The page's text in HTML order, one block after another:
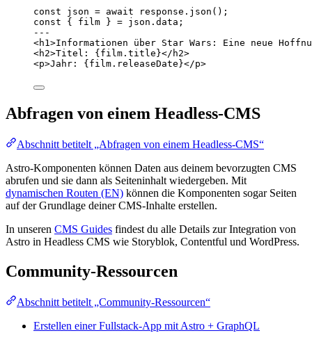
const json = await response . json ();
const { film } = json . data ;
---
<h1>Informationen über Star Wars: Eine neue
<h2>Titel: { film . title }</ h2>
<p>Jahr: { film . releaseDate }</p>
Abfragen von einem Headless-CMS
Abschnitt betitelt „Abfragen von einem Headless-CMS“
Astro-Komponenten können Daten aus deinem bevorzugten CMS
abrufen und sie dann als Seiteninhalt wiedergeben. Mit
dynamischen Routen (EN) können die Komponenten sogar Seiten
auf der Grundlage deiner CMS-Inhalte erstellen.
In unseren CMS Guides findest du alle Details zur Integration von
Astro in Headless CMS wie Storyblok, Contentful und WordPress.
Community-Ressourcen
Abschnitt betitelt „Community-Ressourcen“
Erstellen einer Fullstack-App mit Astro + GraphQL